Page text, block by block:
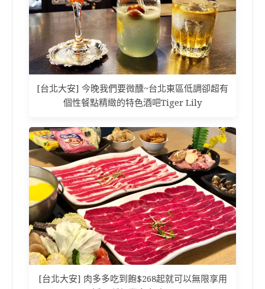
[台北大安] 今晚我們要微醺~台北東區低調卻超有
個性餐點精緻的特色酒吧Tiger Lily
[台北大安] 肉多多吃到飽$268起就可以無限享用